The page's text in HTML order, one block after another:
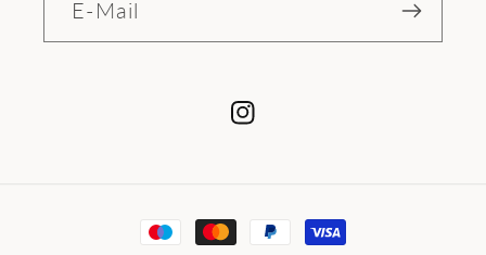
E-Mail
Instagram
Zahlungsmethoden